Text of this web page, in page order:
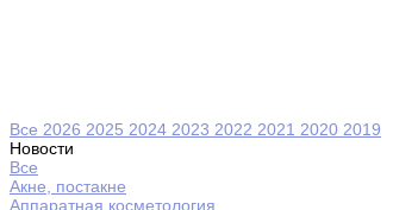
Все 2026 2025 2024 2023 2022 2021 2020 2019
Новости
Все
Акне, постакне
Аппаратная косметология